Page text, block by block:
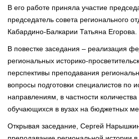
В его работе приняла участие
председатель совета регионального
Кабардино-Балкарии Татьяна Егорова.
В повестке заседания – реализация
региональных историко-
перспективы преподавания
вопросы подготовки специалистов по
направлениям, в частности количества
обучающихся в вузах на бюджетных
Открывая заседание, Сергей